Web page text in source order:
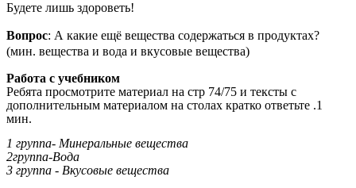
Будете лишь здороветь!
Вопрос: А какие ещё вещества содержаться в продуктах?
(мин. вещества и вода и вкусовые вещества)
Работа с учебником
Ребята просмотрите материал на стр 74/75 и тексты с
дополнительным материалом на столах кратко ответьте .1
мин.
1 группа- Минеральные вещества
2группа-Вода
3 группа - Вкусовые вещества